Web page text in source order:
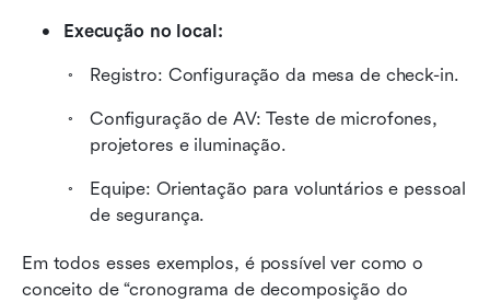
Execução no local:
Registro: Configuração da mesa de check-in.
Configuração de AV: Teste de microfones,
projetores e iluminação.
Equipe: Orientação para voluntários e pessoal
de segurança.
Em todos esses exemplos, é possível ver como o
conceito de “cronograma de decomposição do